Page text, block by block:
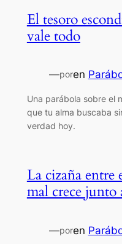
El tesoro
vale todo
—poren
Una parábola sobre el
que tu alma buscaba
verdad hoy.
La cizaña
mal crece junto
—poren